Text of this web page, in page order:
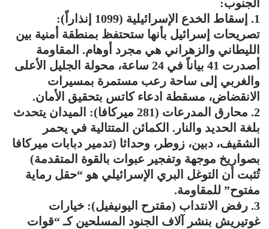
الجنوب:
1. إسقاط الخدع الإسرائيلية (1099 إنذاراً):
تصريحات إسرائيل بأنها ستحتفظ بمنطقة أمنية بين
الليطاني والزهراني هي مجرد أوهام. المقاومة
أصدرت 41 بياناً في 24 ساعة، محولة الجليل الأعلى
والغربي إلى ساحة رعب مستمرة بمسيرات
الانقضاض، مسقطة ادعاء كاتس بتحقيق الأمان.
2. محارق المدرعات (281 ميركافا): الميدان يتحدث
بلغة الحديد والنار. الكمائن المتتالية في يحمر
الشقيف، دبين، زوطر، وحداثا (تدمير دبابات ميركافا
بصواريخ موجهة وتفجير عبوات بالقوة المتقدمة)
تُثبت أن التوغل البري الإسرائيلي هو “حقل رماية
مفتوح” للمقاومة.
3. رفض الانتداب (مقترح اليونيفيل): خيارات
غوتيريش بنشر آلاف الجنود المسلحين كـ “قوات